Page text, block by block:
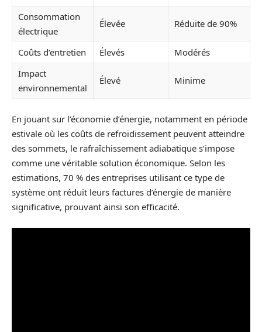
Consommation
électrique
Élevée Réduite de 90%
Coûts d’entretien Élevés
Modérés
Impact
environnemental
Élevé Minime
En jouant sur l’économie d’énergie, notamment en période
estivale où les coûts de refroidissement peuvent atteindre
des sommets, le rafraîchissement adiabatique s’impose
comme une véritable solution économique. Selon les
estimations, 70 % des entreprises utilisant ce type de
système ont réduit leurs factures d’énergie de manière
significative, prouvant ainsi son efficacité.